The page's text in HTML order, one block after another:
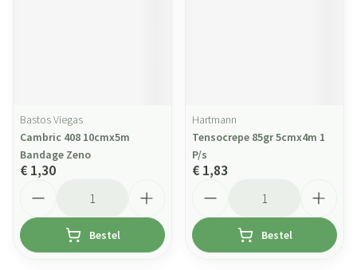
Bastos Viegas
Cambric 408 10cmx5m
Bandage Zeno
€ 1,30
Bestel
Hartmann
Tensocrepe 85gr 5cmx4m 1
P/s
€ 1,83
Bestel